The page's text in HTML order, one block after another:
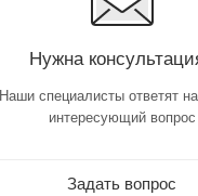
Нужна
Наши специалисты ответят
интересующий вопрос
Задать вопрос